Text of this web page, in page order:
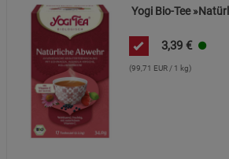
Yogi Bio-Tee
3,39 €
(99,71 EUR / 1 kg)
Funktionale Cookies (1)
Beschreibung Funktionale Cookies